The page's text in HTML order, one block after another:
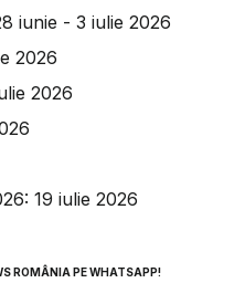
iunie - 3 iulie 2026
2026
2026
19 iulie 2026
ROMÂNIA PE WHATSAPP!